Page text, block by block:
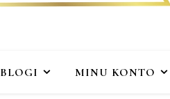
BLOGI MINU KONTO